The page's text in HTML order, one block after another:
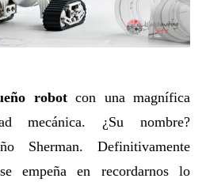
robotcon una magnífica
mecánica. ¿Su nombre?
Sherman. Definitivamente
empeña en recordarnos lo